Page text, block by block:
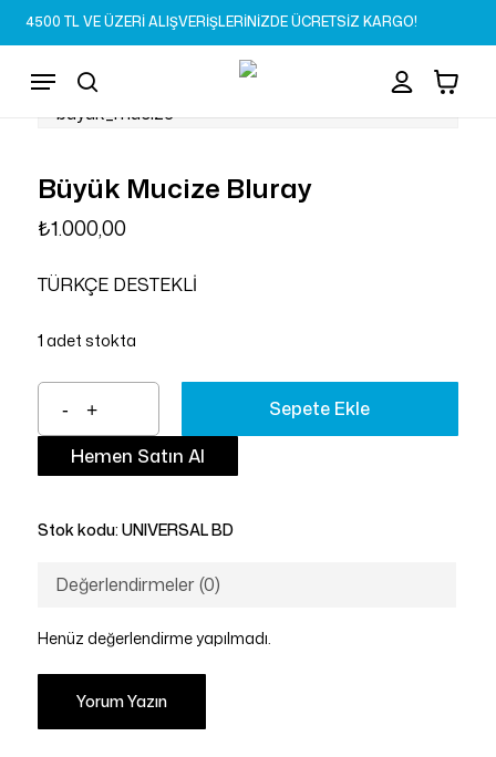
Skip
to
content
4500 TL VE ÜZERİ ALIŞVERİŞLERİNİZDE ÜCRETSİZ KARGO!
search
Menu Sepet Close
Cart
Büyük Mucize Bluray
₺1.000,00
TÜRKÇE DESTEKLİ
1 adet stokta
Sepete Ekle
Hemen Satın Al
Stok kodu: UNIVERSAL BD
Değerlendirmeler (0)
Henüz değerlendirme yapılmadı.
Yorum Yazın